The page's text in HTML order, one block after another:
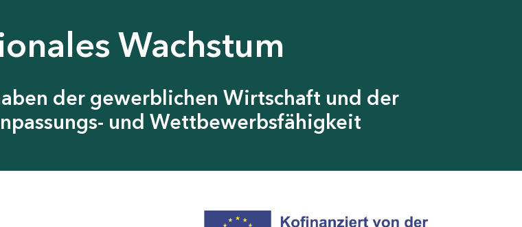
Wachstum
der gewerblichen Wirtschaft und der
und Wettbewerbsfähigkeit